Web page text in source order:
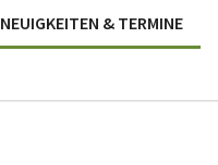
NEUIGKEITEN & TERMINE